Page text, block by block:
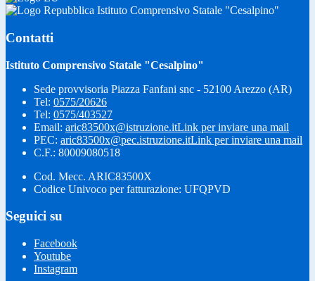
Istituto Comprensivo Statale "Cesalpino"
Contatti
Istituto Comprensivo Statale "Cesalpino"
Sede provvisoria Piazza Fanfani snc - 52100 Arezzo (AR)
Tel: 0575/20626
Tel: 0575/403527
Email: aric83500x@istruzione.itLink per inviare una mail
PEC: aric83500x@pec.istruzione.itLink per inviare una mail
C.F.: 80009080518
Cod. Mecc. ARIC83500X
Codice Univoco per fatturazione: UFQPVD
Seguici su
Facebook
Youtube
Instagram